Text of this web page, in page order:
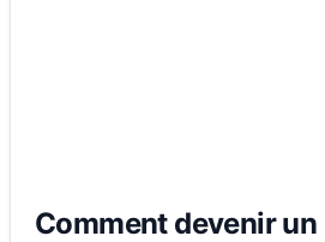
Comment devenir un